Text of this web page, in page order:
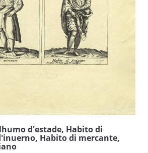
d'estade, Habito di
Habito di mercante,